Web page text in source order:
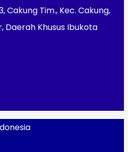
Cakung Tim., Kec. Cakung,
Daerah Khusus Ibukota